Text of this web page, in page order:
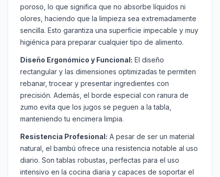
poroso, lo que significa que no absorbe líquidos ni
olores, haciendo que la limpieza sea extremadamente
sencilla. Esto garantiza una superficie impecable y muy
higiénica para preparar cualquier tipo de alimento.
Diseño Ergonómico y Funcional: El diseño
rectangular y las dimensiones optimizadas te permiten
rebanar, trocear y presentar ingredientes con
precisión. Además, el borde especial con ranura de
zumo evita que los jugos se peguen a la tabla,
manteniendo tu encimera limpia.
Resistencia Profesional: A pesar de ser un material
natural, el bambú ofrece una resistencia notable al uso
diario. Son tablas robustas, perfectas para el uso
intensivo en la cocina diaria y capaces de soportar el